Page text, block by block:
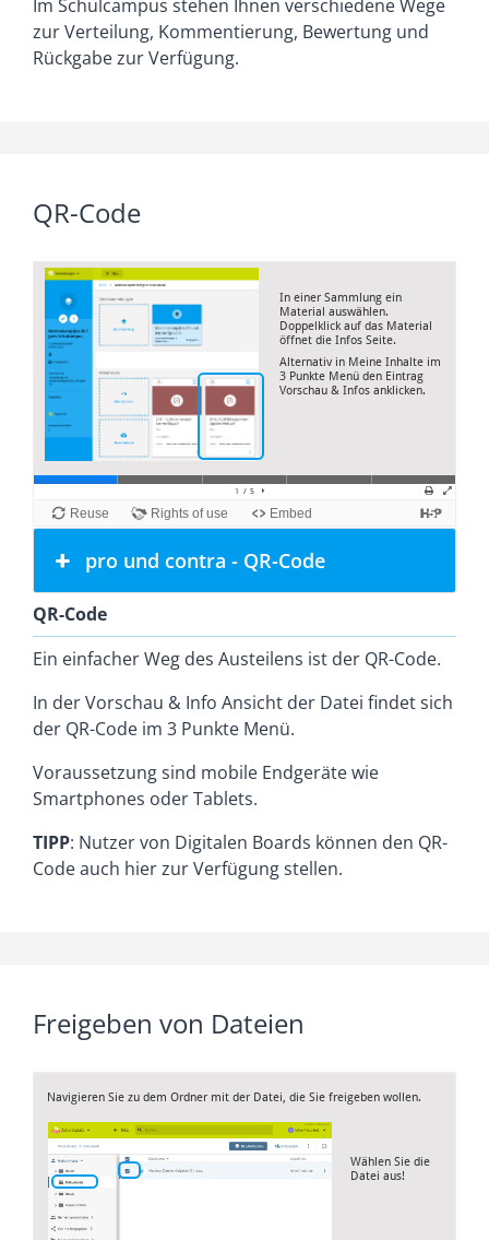
Im Schulcampus stehen Ihnen verschiedene Wege
zur Verteilung, Kommentierung, Bewertung und
Rückgabe zur Verfügung.
QR-Code
pro und contra - QR-Code
QR-Code
Ein einfacher Weg des Austeilens ist der QR-Code.
In der Vorschau & Info Ansicht der Datei findet sich
der QR-Code im 3 Punkte Menü.
Voraussetzung sind mobile Endgeräte wie
Smartphones oder Tablets.
TIPP: Nutzer von Digitalen Boards können den QR-
Code auch hier zur Verfügung stellen.
Freigeben von Dateien